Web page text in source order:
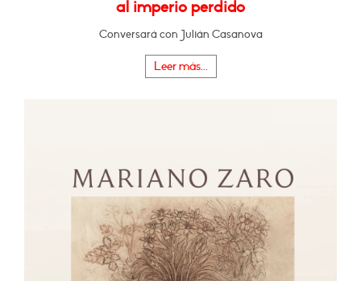
al imperio perdido
Conversará con Julián Casanova
Leer más...